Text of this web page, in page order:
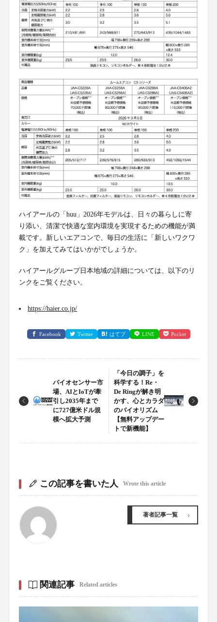
ハイアールの「huu」2026年モデルは、日々の暮らしに寄
り添い、清潔で快適な室内環境を実現するための機能が満
載です。新しいエアコンで、毎日の生活に「新しいワクワ
ク」を加えてみてはいかがでしょうか。
ハイアールグループ日本地域の詳細については、以下のリ
ンクをご覧ください。
https://haier.co.jp/
Facebook Twitter はてブ LINE Pocket
バイオセンサー市
場、AIとIoTが牽
引し2035年まで
に727億米ドル規
模へ拡大予測
「今日の調子」を
科学する！Re・
De Ringが解き明
かす、心とカラダ
のバイオリズム
【無料アップデー
トで新機能】
この記事を書いた人 Wrote this article
著者記事一覧
関連記事 Related articles